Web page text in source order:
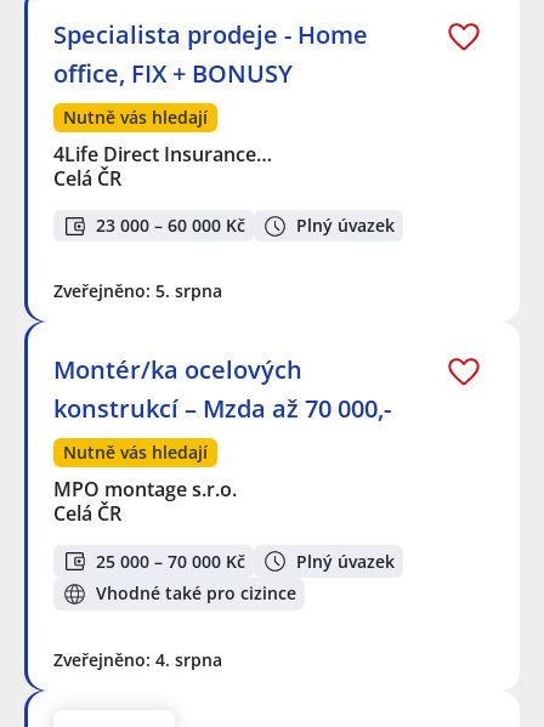
Specialista prodeje - Home
office, FIX + BONUSY
Nutně vás hledají
4Life Direct Insurance…
Celá ČR
23 000 – 60 000 Kč Plný úvazek
Zveřejněno: 5. srpna
Montér/ka ocelových
konstrukcí – Mzda až 70 000,-
Nutně vás hledají
MPO montage s.r.o.
Celá ČR
25 000 – 70 000 Kč
Plný úvazek
Vhodné také pro cizince
Zveřejněno: 4. srpna